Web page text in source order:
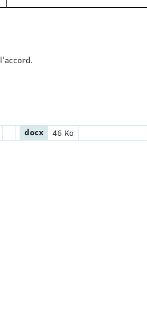
Extension du fichier :
docx Poids du fichier :
46 Ko